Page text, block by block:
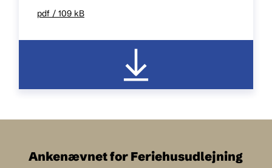
pdf / 109 kB
Ankenævnet for Feriehusudlejning